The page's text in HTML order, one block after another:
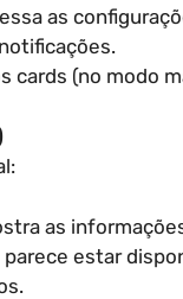
as
cards (no modo
as
estar